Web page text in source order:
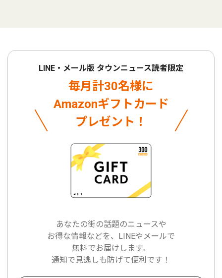
LINE・メール版 タウンニュース読者限定
毎月計30名様に
Amazonギフトカード
プレゼント！
あなたの街の話題のニュースや
お得な情報などを、LINEやメールで
無料でお届けします。
通知で見逃しも防げて便利です！